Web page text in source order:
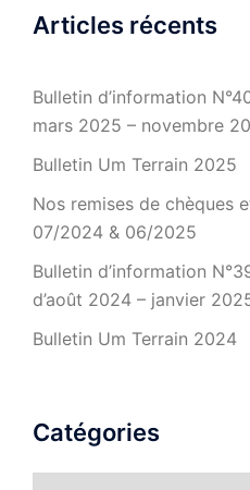
Articles récents
Bulletin d’information
mars 2025 – novembre
Bulletin Um Terrain 2025
Nos remises de chèques
07/2024 & 06/2025
Bulletin d’information
d’août 2024 – janvier
Bulletin Um Terrain 2024
Catégories